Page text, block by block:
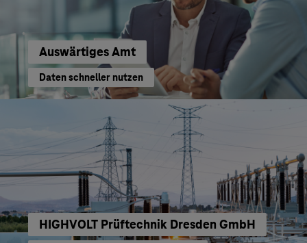
Auswärtiges Amt
Daten schneller nutzen
HIGHVOLT Prüftechnik Dresden GmbH